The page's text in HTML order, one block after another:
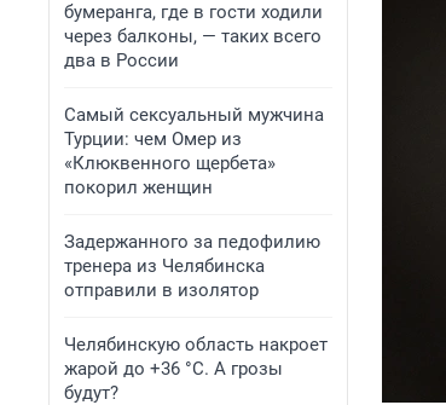
бумеранга, где в гости ходили
через балконы, — таких всего
два в России
Самый сексуальный мужчина
Турции: чем Омер из
«Клюквенного щербета»
покорил женщин
Задержанного за педофилию
тренера из Челябинска
отправили в изолятор
Челябинскую область накроет
жарой до +36 °C. А грозы
будут?